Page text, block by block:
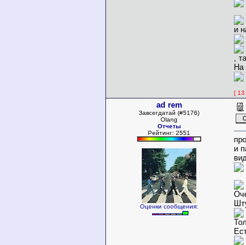
и
,
На
[ 13
ad rem
Завсегдатай (#5176)
Olang
Отчеты
Рейтинг: 2551
Оценки сообщения:
и